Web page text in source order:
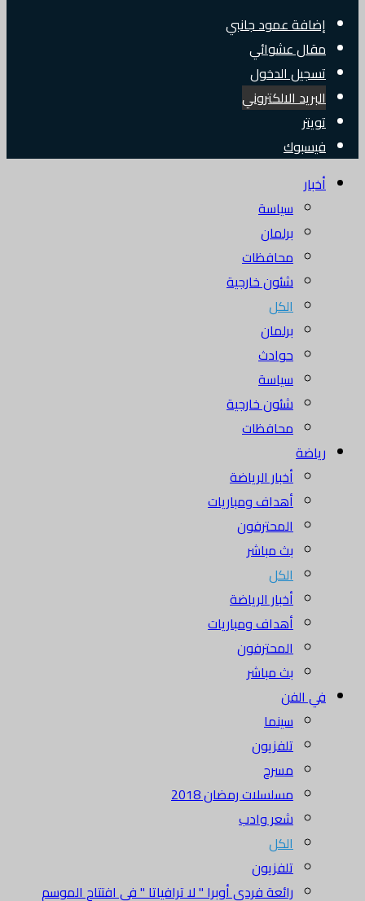
إضافة عمود جانبي
مقال عشوائي
تسجيل الدخول
البريد الالكتروني
تويتر
فيسبوك
أخبار
سياسة
برلمان
محافظات
شئون خارجية
الكل
برلمان
حوادث
سياسة
شئون خارجية
محافظات
رياضة
أخبار الرياضة
أهداف ومباريات
المحترفون
بث مباشر
الكل
أخبار الرياضة
أهداف ومباريات
المحترفون
بث مباشر
في الفن
سينما
تلفزيون
مسرح
مسلسلات رمضان 2018
شعر وادب
الكل
تلفزيون
رائعة فردي أوبرا " لا ترافياتا " في افتتاح الموسم